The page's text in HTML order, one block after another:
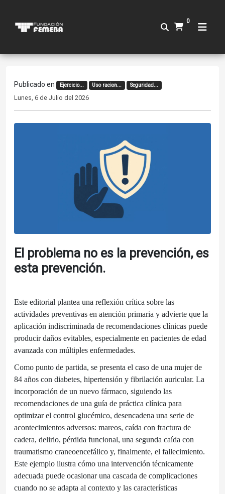
0
Publicado en Ejercicio... Uso racion... Seguridad...
Lunes, 6 de Julio del 2026
El problema no es la prevención, es
esta prevención.
Este editorial plantea una reflexión crítica sobre las
actividades preventivas en atención primaria y advierte que la
aplicación indiscriminada de recomendaciones clínicas puede
producir daños evitables, especialmente en pacientes de edad
avanzada con múltiples enfermedades.
Como punto de partida, se presenta el caso de una mujer de
84 años con diabetes, hipertensión y fibrilación auricular. La
incorporación de un nuevo fármaco, siguiendo las
recomendaciones de una guía de práctica clínica para
optimizar el control glucémico, desencadena una serie de
acontecimientos adversos: mareos, caída con fractura de
cadera, delirio, pérdida funcional, una segunda caída con
traumatismo craneoencefálico y, finalmente, el fallecimiento.
Este ejemplo ilustra cómo una intervención técnicamente
adecuada puede ocasionar una cascada de complicaciones
cuando no se adapta al contexto y las características